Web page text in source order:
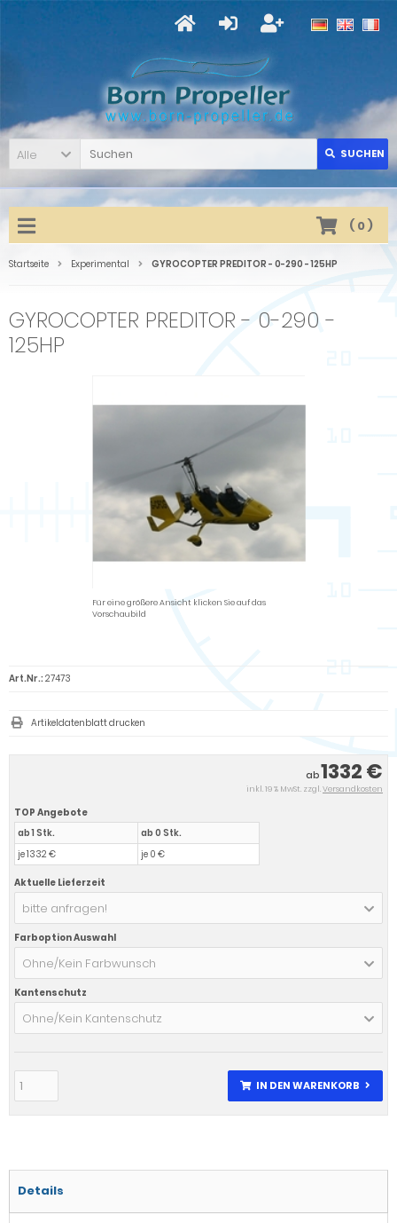
Alle SUCHEN
( 0)
Startseite Experimental GYROCOPTER PREDITOR - 0-290 - 125HP
GYROCOPTER PREDITOR - 0-290 -
125HP
Für eine größere Ansicht klicken Sie auf das
Vorschaubild
ab1332 €
inkl. 19 % MwSt. zzgl.Versandkosten
TOP Angebote
ab 1 Stk.
je 1332 €
ab 0 Stk.
je 0 €
Aktuelle Lieferzeit
bitte anfragen!
Farboption Auswahl
Ohne/Kein Farbwunsch
Kantenschutz
Ohne/Kein Kantenschutz
IN DEN WARENKORB
Art.Nr.: 27473
Artikeldatenblatt drucken
Details